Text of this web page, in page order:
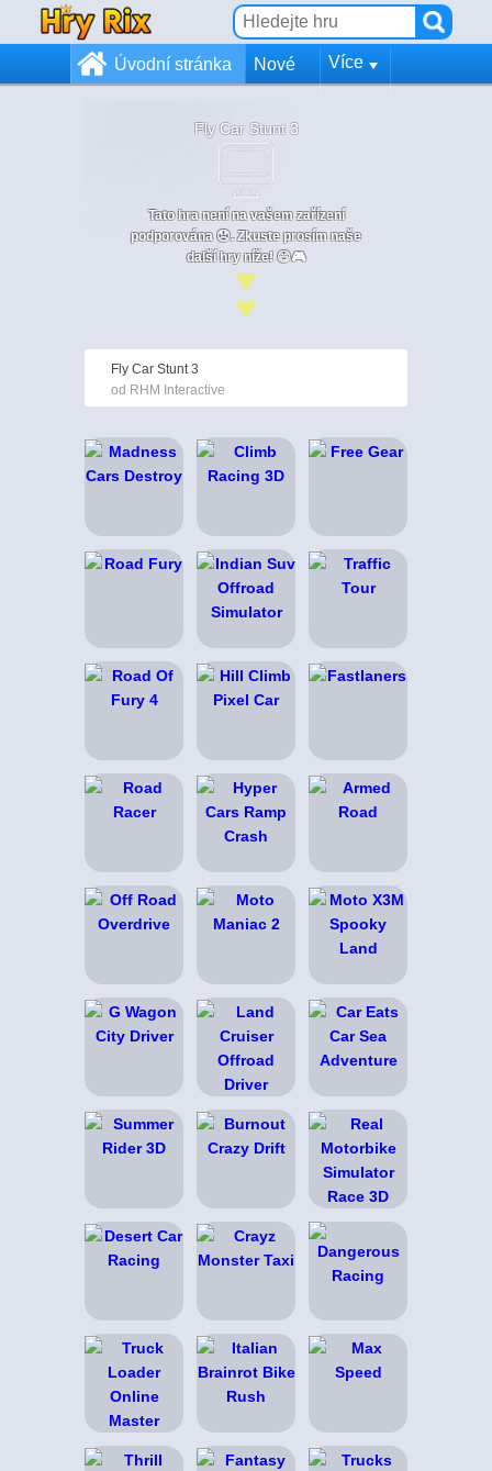
Úvodní stránka Nové Více
Fly Car Stunt 3
Tato hra není na vašem zařízení
podporována 😞. Zkuste prosím naše
další hry níže! 😄🎮
Fly Car Stunt 3
od RHM Interactive